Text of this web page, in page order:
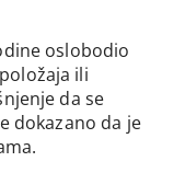
oslobodio
ili
da se
dokazano da je